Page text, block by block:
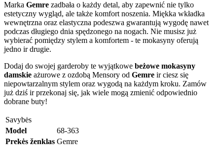
Marka Gemre zadbała o każdy detal, aby zapewnić nie tylko
estetyczny wygląd, ale także komfort noszenia. Miękka wkładka
wewnętrzna oraz elastyczna podeszwa gwarantują wygodę nawet
podczas długiego dnia spędzonego na nogach. Nie musisz już
wybierać pomiędzy stylem a komfortem - te mokasyny oferują
jedno ir drugie.
Dodaj do swojej garderoby te wyjątkowe beżowe mokasyny
damskie ażurowe z ozdobą Mensory od Gemre ir ciesz się
niepowtarzalnym stylem oraz wygodą na każdym kroku. Zamów
już dziś ir przekonaj się, jak wiele mogą zmienić odpowiednio
dobrane buty!
Savybės
Model
68-363
Prekės ženklas Gemre